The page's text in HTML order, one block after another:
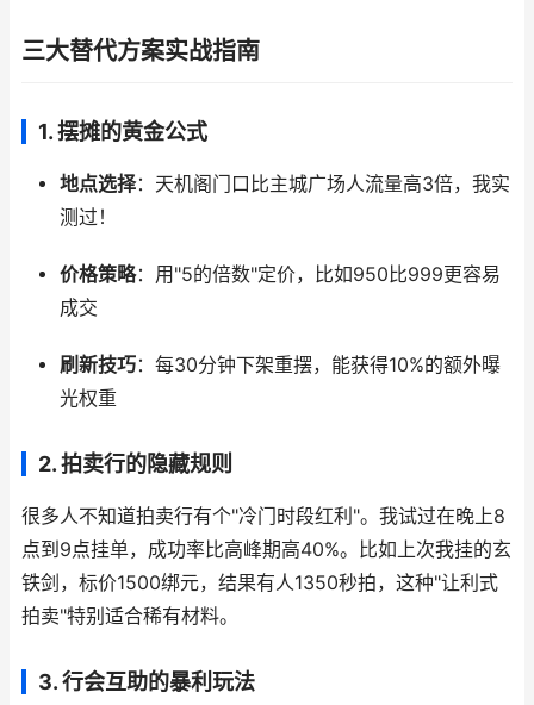
三大替代方案实战指南
1. 摆摊的黄金公式
地点选择：天机阁门口比主城广场人流量高3倍，我实
测过！
价格策略：用"5的倍数"定价，比如950比999更容易
成交
刷新技巧：每30分钟下架重摆，能获得10%的额外曝
光权重
2. 拍卖行的隐藏规则
很多人不知道拍卖行有个"冷门时段红利"。我试过在晚上8
点到9点挂单，成功率比高峰期高40%。比如上次我挂的玄
铁剑，标价1500绑元，结果有人1350秒拍，这种"让利式
拍卖"特别适合稀有材料。
3. 行会互助的暴利玩法